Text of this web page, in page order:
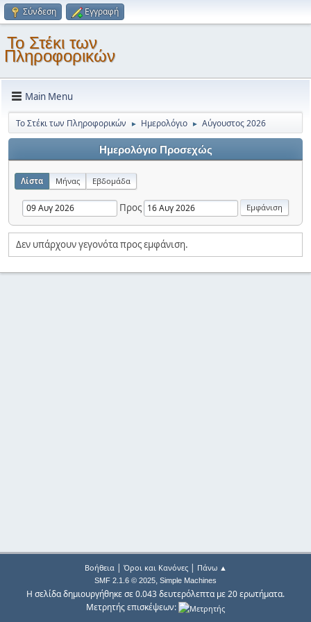
Σύνδεση Εγγραφή
Το Στέκι των
Πληροφορικών
Main Menu
Το Στέκι των Πληροφορικών ► Ημερολόγιο ► Αύγουστος 2026
Ημερολόγιο Προσεχώς
Λίστα Μήνας Εβδομάδα
Προς
Δεν υπάρχουν γεγονότα προς εμφάνιση.
Βοήθεια| Όροι και Κανόνες| Πάνω ▲
SMF 2.1.6 © 2025, Simple Machines
Η σελίδα δημιουργήθηκε σε 0.043 δευτερόλεπτα με 20 ερωτήματα.
Μετρητής επισκέψεων: